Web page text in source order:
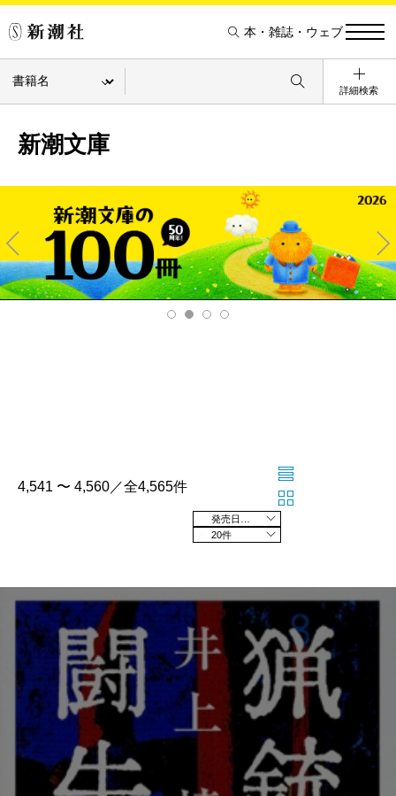
本・雑誌・ウェブ
詳細検索
新潮文庫
Pre
v
Ne
xt
4,541 〜 4,560／全4,565件
20件